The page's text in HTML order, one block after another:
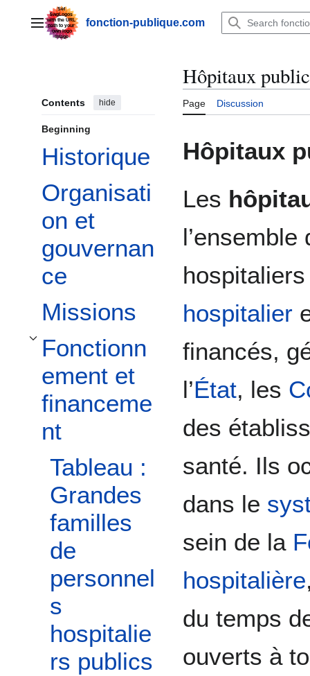
contentMain menufonction-publique.com
Contents hide
Beginning
Historique
Organisati
on et
gouvernan
ce
Missions
Fonctionn
ement et
financeme
nt
Toggle Fonctionnement et financement subsection
Tableau :
Grandes
familles
de
personnel
s
hospitalie
rs publics
Hôpitaux
Page Discussion
Hôpitaux
Les
hospitalier
financés,
l’État, les
des
santé. Ils
dans le
sein de la
hospitalière
du temps
ouverts à